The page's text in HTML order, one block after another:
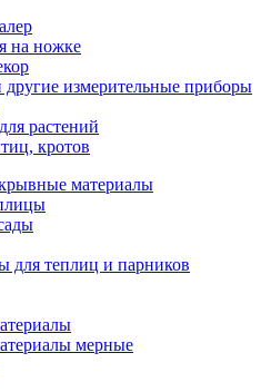
на ножке
измерительные приборы
растений
кротов
материалы
для теплиц и парников
мерные